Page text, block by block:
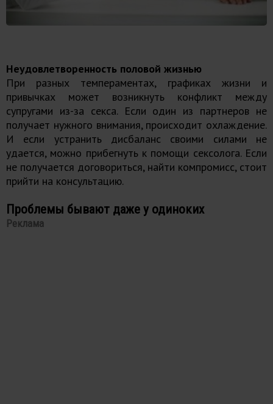
Неудовлетворенность половой жизнью
При разных темпераментах, графиках жизни и
привычках может возникнуть конфликт между
супругами из-за секса. Если один из партнеров не
получает нужного внимания, происходит охлаждение.
И если устранить дисбаланс своими силами не
удается, можно прибегнуть к помощи сексолога. Если
не получается договориться, найти компромисс, стоит
прийти на консультацию.
Проблемы бывают даже у одиноких
Реклама